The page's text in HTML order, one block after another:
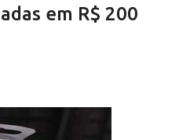
em R$ 200